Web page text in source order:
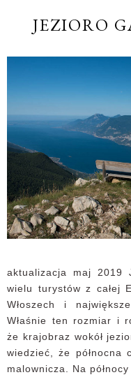
JEZIORO
aktualizacja maj 2019
wielu turystów z całej
Włoszech i
Właśnie ten rozmiar i
że krajobraz wokół
wiedzieć, że
malownicza. Na